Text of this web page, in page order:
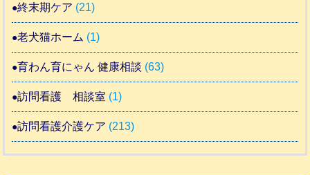
終末期ケア (21)
老犬猫ホーム (1)
育わん育にゃん 健康相談 (63)
訪問看護 相談室 (1)
訪問看護介護ケア (213)